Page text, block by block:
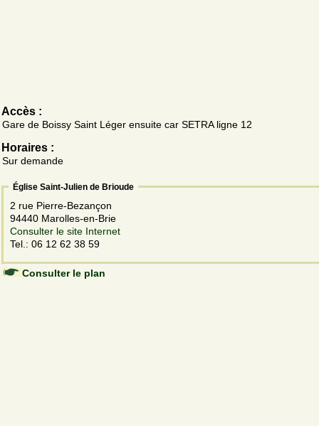
Accès :
Gare de Boissy Saint Léger ensuite car SETRA ligne 12
Horaires :
Sur demande
Église Saint-Julien de Brioude
2 rue Pierre-Bezançon
94440 Marolles-en-Brie
Consulter le site Internet
Tel.: 06 12 62 38 59
Consulter le plan